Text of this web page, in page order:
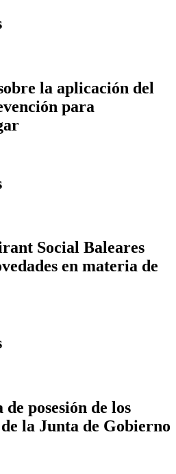
la aplicación del
para
Social Baleares
en materia de
posesión de los
la Junta de Gobierno